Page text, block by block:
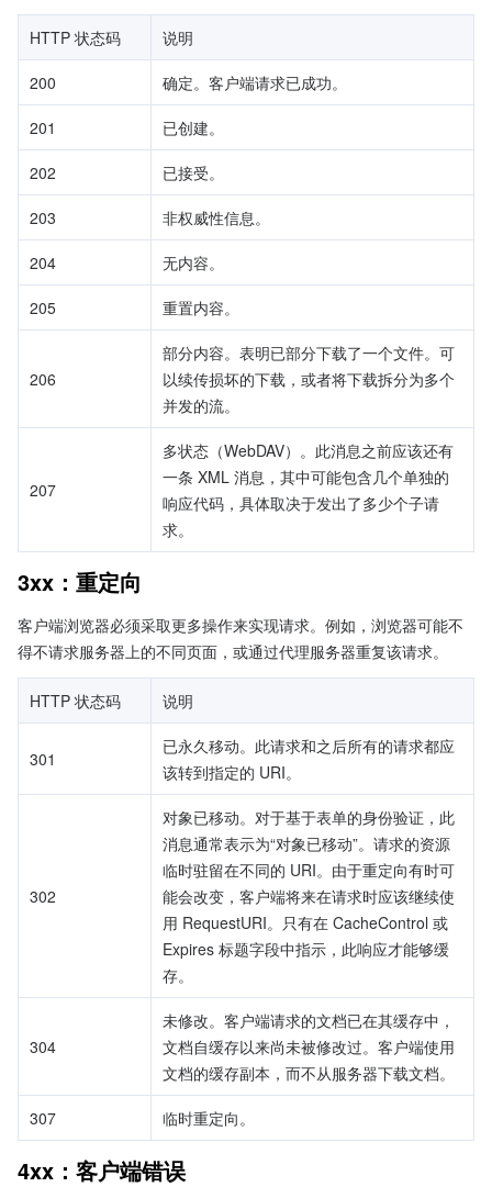
HTTP 状态码 说明
200 确定。客户端请求已成功。
201 已创建。
202 已接受。
203 非权威性信息。
204 无内容。
205 重置内容。
206
部分内容。表明已部分下载了一个文件。可
以续传损坏的下载，或者将下载拆分为多个
并发的流。
207
多状态（WebDAV）。此消息之前应该还有
一条 XML 消息，其中可能包含几个单独的
响应代码，具体取决于发出了多少个子请
求。
3xx：重定向
客户端浏览器必须采取更多操作来实现请求。例如，浏览器可能不
得不请求服务器上的不同页面，或通过代理服务器重复该请求。
HTTP 状态码 说明
301
已永久移动。此请求和之后所有的请求都应
该转到指定的 URI。
302
对象已移动。对于基于表单的身份验证，此
消息通常表示为“对象已移动”。请求的资源
临时驻留在不同的 URI。由于重定向有时可
能会改变，客户端将来在请求时应该继续使
用 RequestURI。只有在 CacheControl 或
Expires 标题字段中指示，此响应才能够缓
存。
304
未修改。客户端请求的文档已在其缓存中，
文档自缓存以来尚未被修改过。客户端使用
文档的缓存副本，而不从服务器下载文档。
307 临时重定向。
4xx：客户端错误